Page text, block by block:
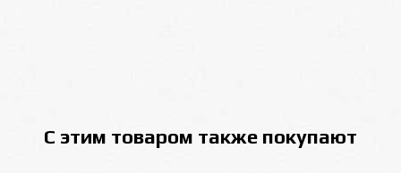
С этим товаром также покупают